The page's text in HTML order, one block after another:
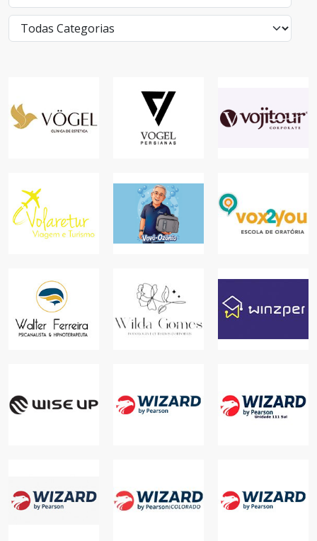
VÖGEL CLÍNICA
DE ESTÉTICA
VOGEL
CORTINAS E
PERSIANAS
VOJITOUR
VOLARETUR VOVÔ OZÔNIO
PARA SUA CASA
VOX2YOU
BRASILIA
WALTER
FERREIRA
PSICANALISTA E
HIPNOLOGO
WILDA GOMES
NEVES -
PODÓLOGA
EDUCAÇÃO
WIZARD
WIZARD - 111
WIZARD -
WIZARD -
GRANDE
WIZARD -